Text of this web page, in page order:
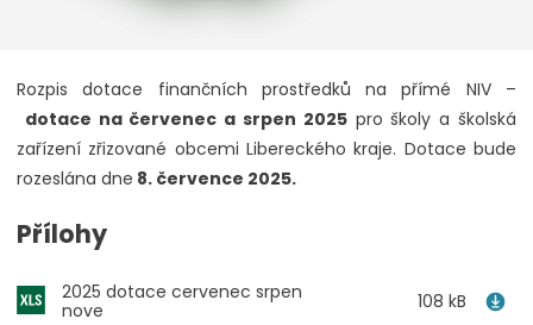
Rozpis dotace finančních prostředků na přímé NIV –
dotace na červenec a srpen 2025pro školy a školská
zařízení zřizované obcemi Libereckého kraje. Dotace bude
rozeslána dne 8. července 2025.
Přílohy
2025 dotace cervenec srpen
nove
108 kB